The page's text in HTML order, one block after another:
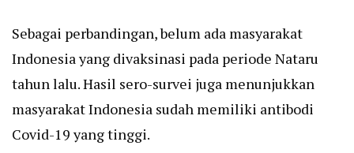
Sebagai perbandingan, belum ada masyarakat
Indonesia yang divaksinasi pada periode Nataru
tahun lalu. Hasil sero-survei juga menunjukkan
masyarakat Indonesia sudah memiliki antibodi
Covid-19 yang tinggi.